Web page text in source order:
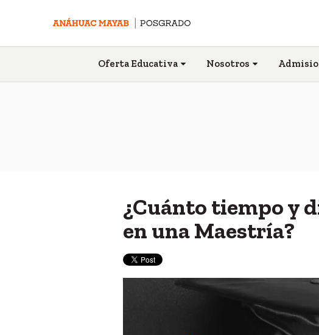
Oferta Educativa Nosotros
¿Cuánto tiempo y
en una Maestría?